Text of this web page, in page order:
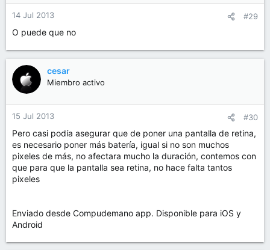
14 Jul 2013 #29
O puede que no
cesar
Miembro activo
15 Jul 2013 #30
Pero casi podía asegurar que de poner una pantalla de retina,
es necesario poner más batería, igual si no son muchos
pixeles de más, no afectara mucho la duración, contemos con
que para que la pantalla sea retina, no hace falta tantos
pixeles
Enviado desde Compudemano app. Disponible para iOS y
Android